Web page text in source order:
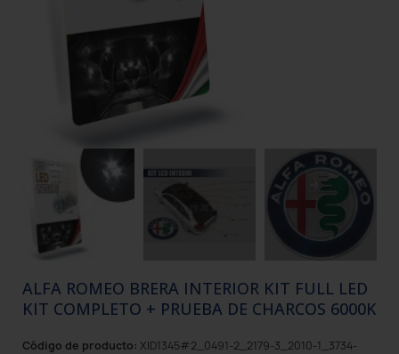
ALFA ROMEO BRERA INTERIOR KIT FULL LED
KIT COMPLETO + PRUEBA DE CHARCOS 6000K
Código de producto: XID1345#2_0491-2_2179-3_2010-1_3734-